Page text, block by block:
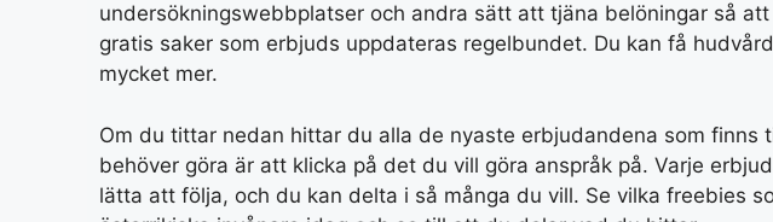
undersökningswebbplatser och andra sätt att tjäna belöningar så
gratis saker som erbjuds uppdateras regelbundet. Du kan få
mycket mer.
Om du tittar nedan hittar du alla de nyaste erbjudandena som finns
behöver göra är att klicka på det du vill göra anspråk på. Varje
lätta att följa, och du kan delta i så många du vill. Se vilka freebies